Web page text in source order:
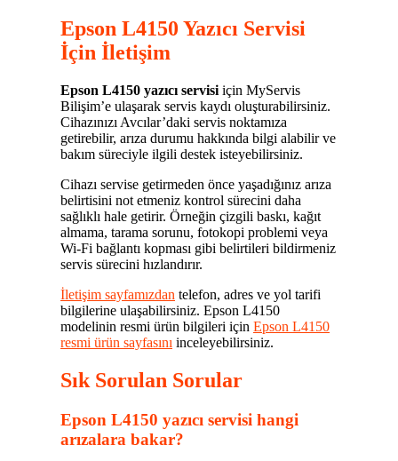
Epson L4150 Yazıcı Servisi
İçin İletişim
Epson L4150 yazıcı servisi için MyServis
Bilişim’e ulaşarak servis kaydı oluşturabilirsiniz.
Cihazınızı Avcılar’daki servis noktamıza
getirebilir, arıza durumu hakkında bilgi alabilir ve
bakım süreciyle ilgili destek isteyebilirsiniz.
Cihazı servise getirmeden önce yaşadığınız arıza
belirtisini not etmeniz kontrol sürecini daha
sağlıklı hale getirir. Örneğin çizgili baskı, kağıt
almama, tarama sorunu, fotokopi problemi veya
Wi-Fi bağlantı kopması gibi belirtileri bildirmeniz
servis sürecini hızlandırır.
İletişim sayfamızdan telefon, adres ve yol tarifi
bilgilerine ulaşabilirsiniz. Epson L4150
modelinin resmi ürün bilgileri için Epson L4150
resmi ürün sayfasını inceleyebilirsiniz.
Sık Sorulan Sorular
Epson L4150 yazıcı servisi hangi
arızalara bakar?